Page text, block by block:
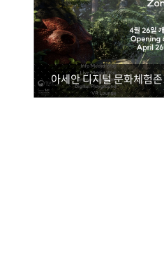
아세안 디지털 문화체험존